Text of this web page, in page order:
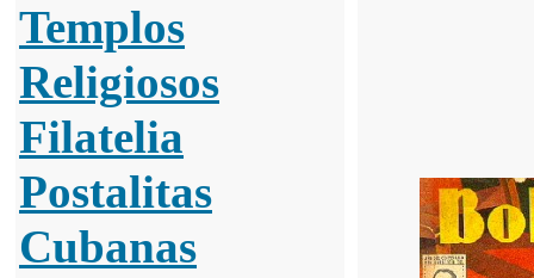
Templos
Religiosos
Filatelia
Postalitas
Cubanas